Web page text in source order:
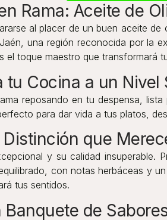
Rama: Aceite de
al placer de un buen aceite
una región reconocida por la
el toque maestro que transformará
tu Cocina a un Nivel
reposando en tu despensa,
para dar vida a tus platos,
que
y su calidad insuperable.
con notas herbáceas y
tus sentidos.
de